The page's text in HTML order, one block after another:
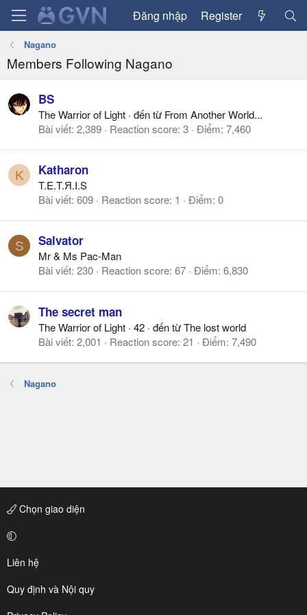
Đăng nhập Register
Nagano
Members Following Nagano
BS
The Warrior of Light · đến từ From Another World...
Bài viết 2,389 Reaction score 3 Điểm 7,460
K Katharon
T.E.T.Я.I.S
Bài viết 609 Reaction score 1 Điểm 0
S Salvator
Mr & Ms Pac-Man
Bài viết 230 Reaction score 67 Điểm 6,830
The secret man
The Warrior of Light · 42 · đến từThe lost world
Bài viết 2,001 Reaction score 21 Điểm 7,490
Nagano
Chọn giao diện
Liên hệ
Quy định và Nội quy